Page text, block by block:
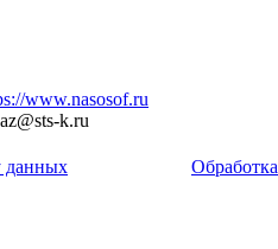
www.nasosof.ru
k.ru
данных